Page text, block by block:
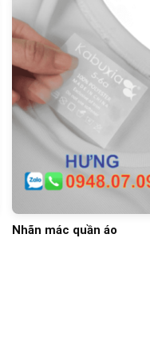
Nhãn mác quần áo